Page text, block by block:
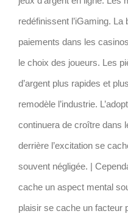
redéfinissent l’iGaming.
paiements dans les
le choix des joueurs. Les
d’argent plus rapides et
remodèle l’industrie.
continuera de croître dans
derrière l’excitation se
souvent négligée. |
cache un aspect mental
plaisir se cache un facteur